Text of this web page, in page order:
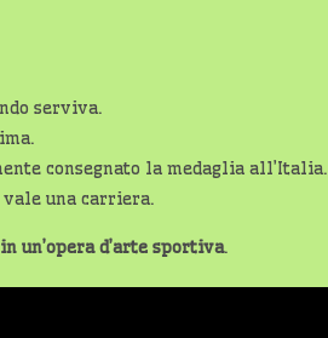
serviva.
consegnato la medaglia all’Italia.
vale una carriera.
un’opera d’arte sportiva.